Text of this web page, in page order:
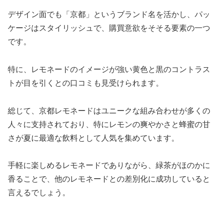
デザイン面でも「京都」というブランド名を活かし、パッ
ケージはスタイリッシュで、購買意欲をそそる要素の一つ
です。
特に、レモネードのイメージが強い黄色と黒のコントラス
トが目を引くとの口コミも見受けられます。
総じて、京都レモネードはユニークな組み合わせが多くの
人々に支持されており、特にレモンの爽やかさと蜂蜜の甘
さが夏に最適な飲料として人気を集めています。
手軽に楽しめるレモネードでありながら、緑茶がほのかに
香ることで、他のレモネードとの差別化に成功していると
言えるでしょう。